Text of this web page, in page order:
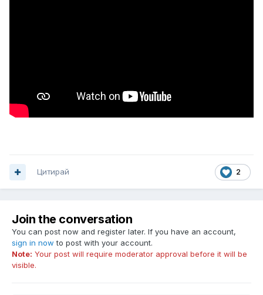
2
Цитирай
Join the conversation
You can post now and register later. If you have an account,
sign in now to post with your account.
Note: Your post will require moderator approval before it will be
visible.